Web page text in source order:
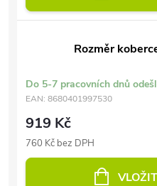
Rozměr
Do 5-7 pracovních dnů
EAN: 8680401997530
919 Kč
760 Kč bez DPH